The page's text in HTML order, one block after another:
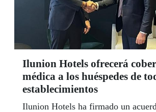
Ilunion Hotels ofrecerá
médica a los huéspedes de
establecimientos
Ilunion Hotels ha firmado un